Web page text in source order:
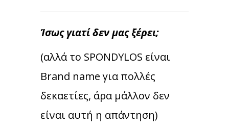
Ίσως γιατί δεν μας ξέρει;
(αλλά το SPONDYLOS είναι
Brand name για πολλές
δεκαετίες, άρα μάλλον δεν
είναι αυτή η απάντηση)